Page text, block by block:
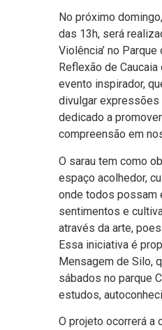
No próximo
das 13h, será
Violência’ no
Reflexão de
evento inspirador,
divulgar
dedicado a
compreensão em
O sarau tem como
espaço acolhedor,
onde todos possam
sentimentos e
através da arte,
Essa iniciativa é
Mensagem de Silo,
sábados no parque
estudos,
O projeto ocorrerá a